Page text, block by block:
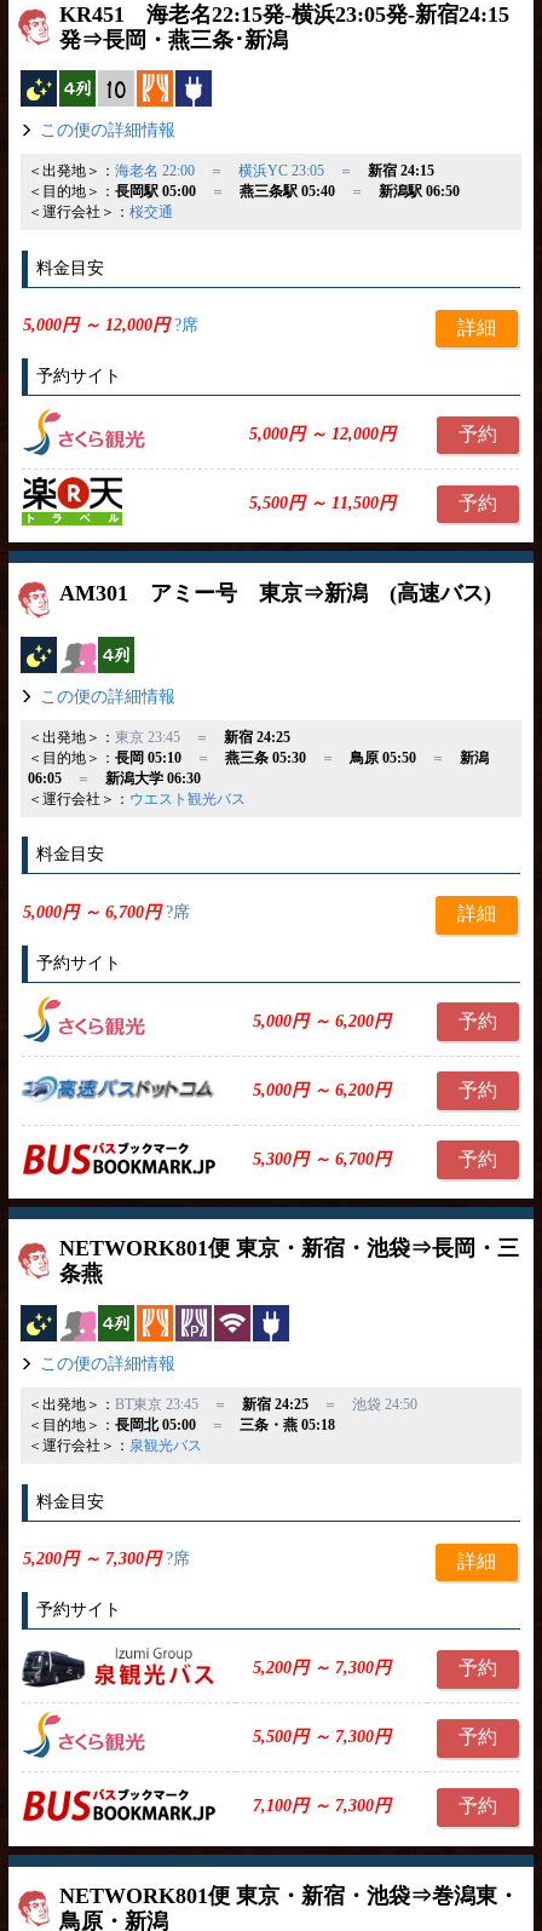
KR451 海老名22:15発-横浜23:05発-新宿24:15
発⇒長岡・燕三条･新潟
夜行バス
横4列 縦10列 カーテン
この便の詳細情報
＜出発地＞： 海老名 22:00＝ 横浜YC 23:05＝ 新宿 24:15
＜目的地＞： 長岡駅 05:00＝ 燕三条駅 05:40＝ 新潟駅 06:50
＜運行会社＞： 桜交通
料金目安
5,000円 ～ 12,000円?席 詳細
予約サイト
5,000円 ～ 12,000円 予約
5,500円 ～ 11,500円 予約
AM301 アミー号 東京⇒新潟 (高速バス)
夜行バス女性安心
この便の詳細情報
＜出発地＞： 東京 23:45 ＝ 新宿 24:25
＜目的地＞： 長岡 05:10＝ 燕三条 05:30＝ 鳥原 05:50＝ 新潟
06:05＝ 新潟大学 06:30
＜運行会社＞： ウエスト観光バス
料金目安
5,000円 ～ 6,700円?席 詳細
予約サイト
5,000円 ～ 6,200円 予約
5,000円 ～ 6,200円 予約
5,300円 ～ 6,700円 予約
NETWORK801便 東京・新宿・池袋⇒長岡・三
条燕
夜行バス女性安心
横4列 カーテンパーソナルカーテン
無線LAN
この便の詳細情報
＜出発地＞： BT東京 23:45 ＝ 新宿 24:25＝ 池袋 24:50
＜目的地＞： 長岡北 05:00＝ 三条・燕 05:18
＜運行会社＞： 泉観光バス
料金目安
5,200円 ～ 7,300円?席 詳細
予約サイト
5,200円 ～ 7,300円 予約
5,500円 ～ 7,300円 予約
7,100円 ～ 7,300円 予約
NETWORK801便 東京・新宿・池袋⇒巻潟東・
鳥原・新潟